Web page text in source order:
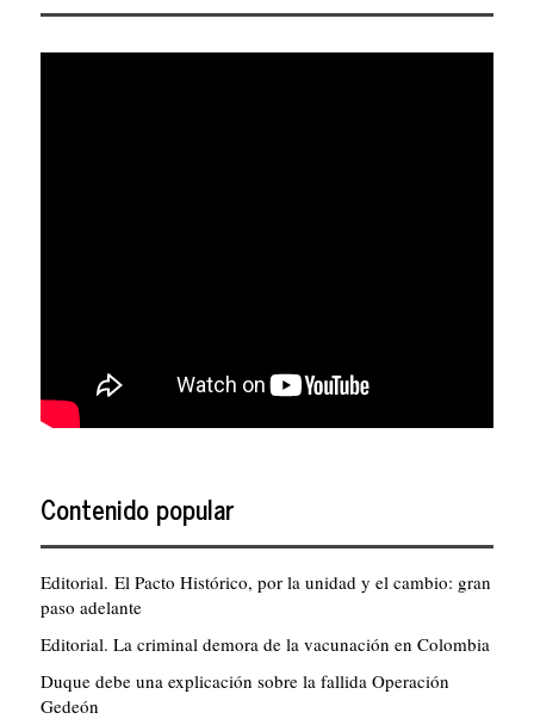
Contenido popular
Editorial. El Pacto Histórico, por la unidad y el cambio: gran
paso adelante
Editorial. La criminal demora de la vacunación en Colombia
Duque debe una explicación sobre la fallida Operación
Gedeón